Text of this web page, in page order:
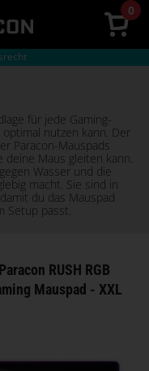
0
für jede Gaming-
nutzen kann. Der
Paracon-Mauspads
deine Maus gleiten kann.
Wasser und die
macht. Sie sind in
du das Mauspad
Setup passt.
Paracon RUSH RGB
Mauspad - XXL